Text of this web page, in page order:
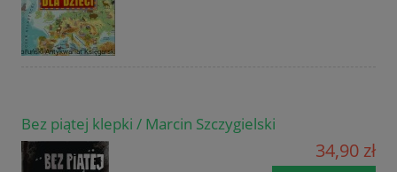
Bez piątej klepki / Marcin Szczygielski
34,90 zł